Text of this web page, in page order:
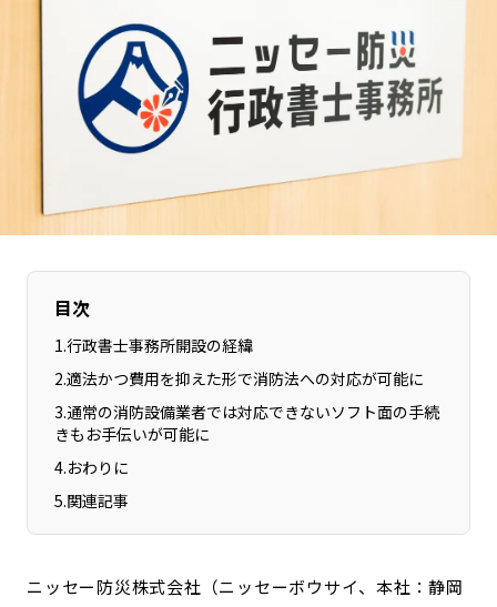
神奈川エリア
新潟エリア
富山エリア
石川エリア
福井エリア
山梨エリア
長野エリア
愛知エリア
三重エリア
河内エリア
奈良エリア
鳥取エリア
島根エリア
岡山エリア
広島エリア
香川エリア
熊本エリア
大分エリア
目次
1.行政書士事務所開設の経緯
2.適法かつ費用を抑えた形で消防法への対応が可能に
3.通常の消防設備業者では対応できないソフト面の手続
きもお手伝いが可能に
4.おわりに
5.関連記事
ニッセー防災株式会社（ニッセーボウサイ、本社：静岡